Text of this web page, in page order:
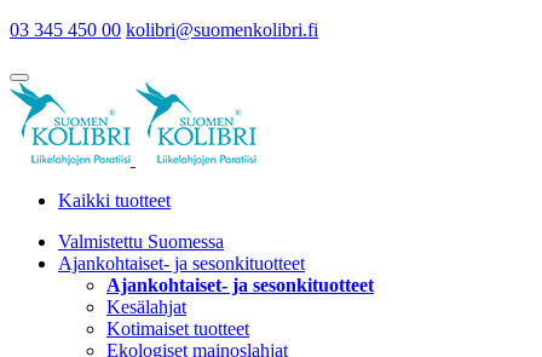
03 345 450 00 kolibri@suomenkolibri.fi
Kaikki tuotteet
Valmistettu Suomessa
Ajankohtaiset- ja sesonkituotteet
Ajankohtaiset- ja sesonkituotteet
Kesälahjat
Kotimaiset tuotteet
Ekologiset mainoslahjat